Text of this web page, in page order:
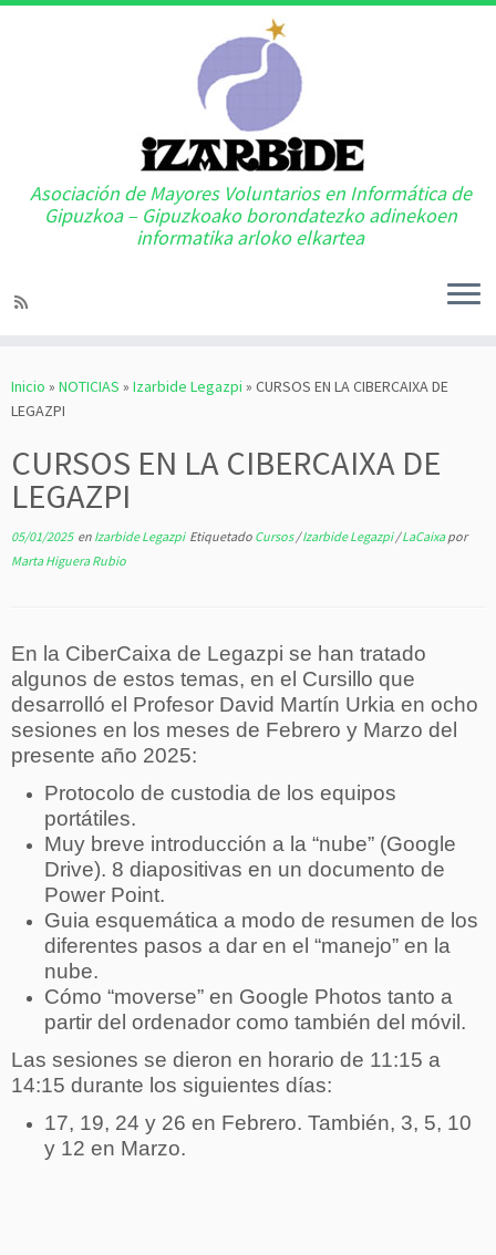
contenido
Asociación de Mayores Voluntarios en Informática de
Gipuzkoa – Gipuzkoako borondatezko adinekoen
informatika arloko elkartea
Inicio » NOTICIAS » Izarbide Legazpi » CURSOS EN LA CIBERCAIXA DE
LEGAZPI
CURSOS EN LA CIBERCAIXA DE
LEGAZPI
05/01/2025en Izarbide Legazpi Etiquetado Cursos/Izarbide Legazpi/LaCaixapor
Marta Higuera Rubio
En la CiberCaixa de Legazpi se han tratado
algunos de estos temas, en el Cursillo que
desarrolló el Profesor David Martín Urkia en ocho
sesiones en los meses de Febrero y Marzo del
presente año 2025:
Protocolo de custodia de los equipos
portátiles.
Muy breve introducción a la “nube” (Google
Drive). 8 diapositivas en un documento de
Power Point.
Guia esquemática a modo de resumen de los
diferentes pasos a dar en el “manejo” en la
nube.
Cómo “moverse” en Google Photos tanto a
partir del ordenador como también del móvil.
Las sesiones se dieron en horario de 11:15 a
14:15 durante los siguientes días:
17, 19, 24 y 26 en Febrero. También, 3, 5, 10
y 12 en Marzo.